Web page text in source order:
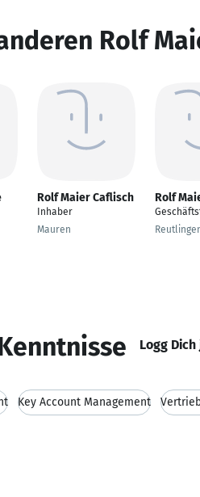
Rolf
Rolf Maier Caflisch
Inhaber
Mauren
Rolf
Logg
Key Account Management